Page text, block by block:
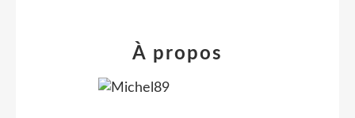
À propos